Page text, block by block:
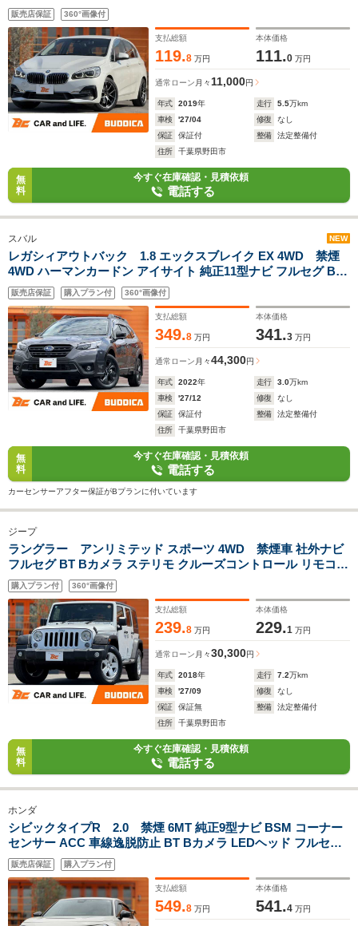
ナビ BT Bカメ ETC シートヒーター コーナーセンサー クルコ
ン LEDヘッド Aライト シートメモリー 横滑り防止 チルトステ
ア 社外17インチAW
販売店保証 360°画像付
支払総額
119.8 万円
本体価格
111.0 万円
通常ローン 月々 11,000円
年式 2019年 走行 5.5万km
車検
'27/04 修復
なし
保証
保証付 整備
法定整備付
住所
千葉県野田市
無
料
今すぐ在庫確認・見積依頼
電話する
スバル NEW
レガシィアウトバック 1.8 エックスブレイク EX 4WD 禁煙
4WD ハーマンカードン アイサイト 純正11型ナビ フルセグ BT
Fカメラ Sカメラ Bカメラ ETC LEDヘッド Aライト シートヒー
ター ステアヒーター Pバックドア 電格ミラー シートメモリー
販売店保証 購入プラン付 360°画像付
支払総額
349.8 万円
本体価格
341.3 万円
通常ローン 月々44,300円
年式 2022年 走行 3.0万km
車検
'27/12 修復
なし
保証
保証付 整備
法定整備付
住所
千葉県野田市
無
料
今すぐ在庫確認・見積依頼
電話する
カーセンサーアフター保証がBプランに付いています
ジープ
ラングラー アンリミテッド スポーツ 4WD 禁煙車 社外ナビ
フルセグ BT Bカメラ ステリモ クルーズコントロール リモコン
キー ドラレコ 横滑り防止 ダウンヒルコントール オートエアコ
ン フロアマット 12Vソケット ETC 純正18インチAW
購入プラン付 360°画像付
支払総額
239.8 万円
本体価格
229.1 万円
通常ローン 月々30,300円
年式 2018年 走行 7.2万km
車検
'27/09 修復
なし
保証
保証無 整備
法定整備付
住所
千葉県野田市
無
料
今すぐ在庫確認・見積依頼
電話する
ホンダ
シビックタイプR 2.0 禁煙 6MT 純正9型ナビ BSM コーナー
センサー ACC 車線逸脱防止 BT Bカメラ LEDヘッド フルセグ
TV Aライト Aホールド 横滑り防止 ドラレコ ETC2.0 チルステ
シートリフター 純正19インチAW
販売店保証 購入プラン付
支払総額
549.8 万円
本体価格
541.4 万円